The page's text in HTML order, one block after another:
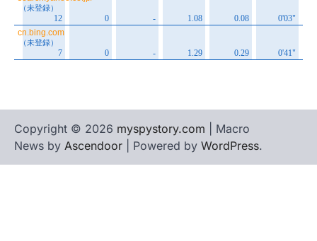
Copyright © 2026 myspystory.com | Macro
News by Ascendoor | Powered by WordPress.